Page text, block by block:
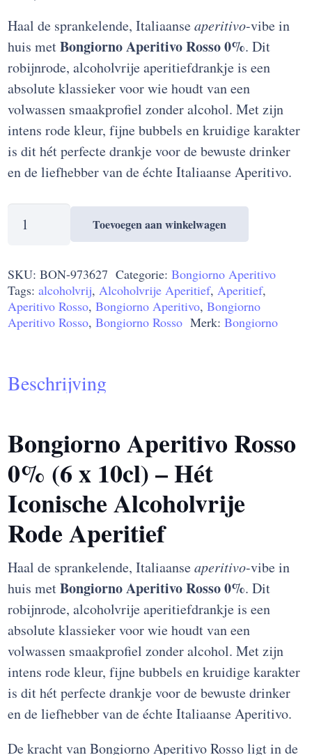
Haal de sprankelende, Italiaanseaperitivo-vibe in
huis metBongiorno Aperitivo Rosso 0%. Dit
robijnrode, alcoholvrije aperitiefdrankje is een
absolute klassieker voor wie houdt van een
volwassen smaakprofiel zonder alcohol. Met zijn
intens rode kleur, fijne bubbels en kruidige karakter
is dit hét perfecte drankje voor de bewuste drinker
en de liefhebber van de échte Italiaanse Aperitivo.
Aperitivo
0%
-
6
aantal
Toevoegen aan winkelwagen
SKU:BON-973627 Categorie:Bongiorno Aperitivo
Tags:alcoholvrij, Alcoholvrije Aperitief, Aperitief,
Aperitivo Rosso,Bongiorno Aperitivo,Bongiorno
Aperitivo Rosso,Bongiorno Rosso Merk:Bongiorno
Beschrijving
Bongiorno Aperitivo Rosso
0% (6 x 10cl) – Hét
Iconische Alcoholvrije
Rode Aperitief
Haal de sprankelende, Italiaanseaperitivo-vibe in
huis metBongiorno Aperitivo Rosso 0%. Dit
robijnrode, alcoholvrije aperitiefdrankje is een
absolute klassieker voor wie houdt van een
volwassen smaakprofiel zonder alcohol. Met zijn
intens rode kleur, fijne bubbels en kruidige karakter
is dit hét perfecte drankje voor de bewuste drinker
en de liefhebber van de échte Italiaanse Aperitivo.
De kracht van Bongiorno Aperitivo Rosso ligt in de